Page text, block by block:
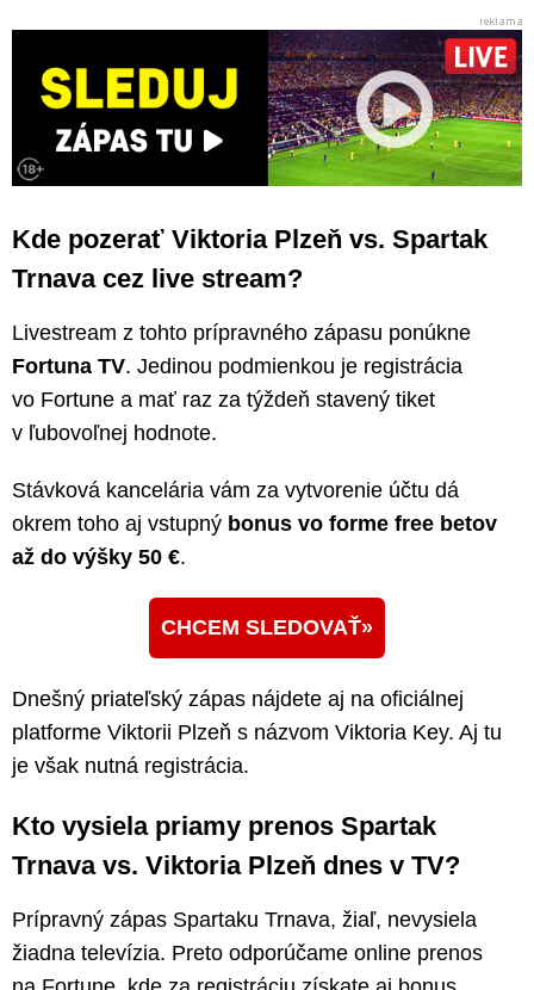
Kde pozerať Viktoria Plzeň vs. Spartak
Trnava cez live stream?
Livestream z tohto prípravného zápasu ponúkne
Fortuna TV. Jedinou podmienkou je registrácia
vo Fortune a mať raz za týždeň stavený tiket
v ľubovoľnej hodnote.
Stávková kancelária vám za vytvorenie účtu dá
okrem toho aj vstupný bonus vo forme free betov
až do výšky 50 €.
CHCEM SLEDOVAŤ
Dnešný priateľský zápas nájdete aj na oficiálnej
platforme Viktorii Plzeň s názvom Viktoria Key. Aj tu
je však nutná registrácia.
Kto vysiela priamy prenos Spartak
Trnava vs. Viktoria Plzeň dnes v TV?
Prípravný zápas Spartaku Trnava, žiaľ, nevysiela
žiadna televízia. Preto odporúčame online prenos